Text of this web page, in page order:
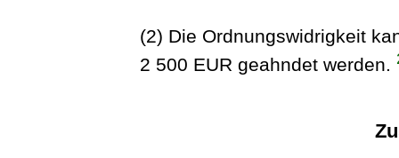
(2) Die Ordnungswidrigkeit
2 500 EUR geahndet werden.